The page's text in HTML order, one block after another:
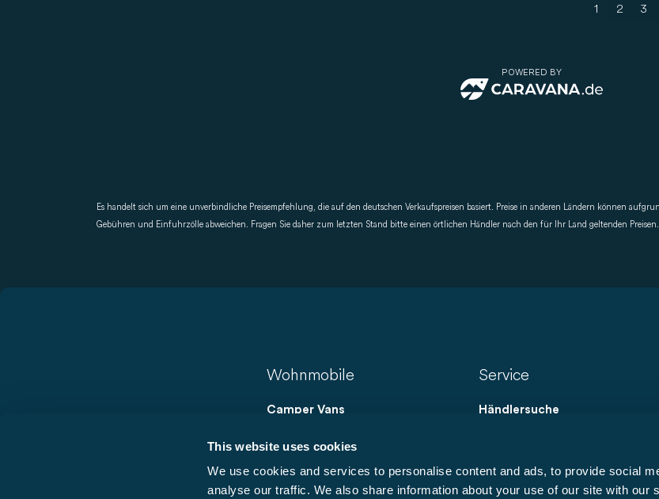
This website uses cookies
We use cookies and services to personalise content and ads, to provide social
analyse our traffic. We also share information about your use of our site with our
1 2 3
POWERED BY
Es handelt sich um eine unverbindliche Preisempfehlung, die auf den deutschen Verkaufspreisen basiert. Preise in anderen Ländern können
Gebühren und Einfuhrzölle abweichen. Fragen Sie daher zum letzten Stand bitte einen örtlichen Händler nach den für Ihr Land geltenden Preisen.
Wohnmobile
Camper Vans
Service
Händlersuche